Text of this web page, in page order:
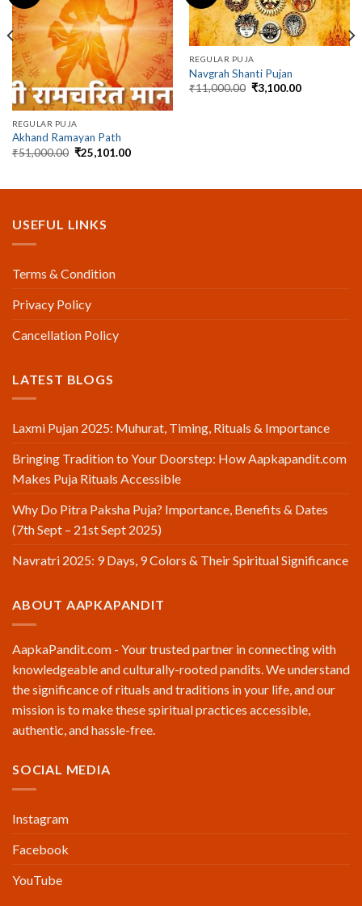
REGULAR PUJA
Akhand Ramayan Path
₹51,000.00 Original
price
₹25,101.00Current
REGULAR PUJA
Navgrah Shanti Pujan
₹11,000.00 Original
price
₹3,100.00Current
USEFUL LINKS
Terms & Condition
Privacy Policy
Cancellation Policy
LATEST BLOGS
Laxmi Pujan 2025: Muhurat, Timing, Rituals & Importance
Bringing Tradition to Your Doorstep: How Aapkapandit.com
Makes Puja Rituals Accessible
Why Do Pitra Paksha Puja? Importance, Benefits & Dates
(7th Sept – 21st Sept 2025)
Navratri 2025: 9 Days, 9 Colors & Their Spiritual Significance
ABOUT AAPKAPANDIT
AapkaPandit.com - Your trusted partner in connecting with
knowledgeable and culturally-rooted pandits. We understand
the significance of rituals and traditions in your life, and our
mission is to make these spiritual practices accessible,
authentic, and hassle-free.
SOCIAL MEDIA
Instagram
Facebook
YouTube